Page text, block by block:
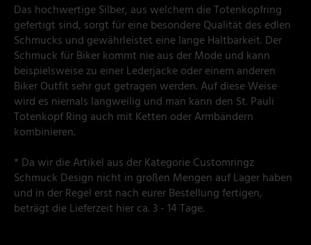
Das hochwertige Silber, aus welchem die Totenkopfring
gefertigt sind, sorgt für eine besondere Qualität des edlen
Schmucks und gewährleistet eine lange Haltbarkeit. Der
Schmuck für Biker kommt nie aus der Mode und kann
beispielsweise zu einer Lederjacke oder einem anderen
Biker Outfit sehr gut getragen werden. Auf diese Weise
wird es niemals langweilig und man kann den St. Pauli
Totenkopf Ring auch mit Ketten oder Armbändern
kombinieren.
* Da wir die Artikel aus der Kategorie Customringz
Schmuck Design nicht in großen Mengen auf Lager haben
und in der Regel erst nach eurer Bestellung fertigen,
beträgt die Lieferzeit hier ca. 3 - 14 Tage.